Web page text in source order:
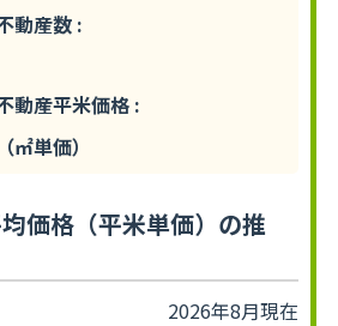
動産数 :
動産平米価格 :
㎡単価）
価格（平米単価）の推
2026年8月現在